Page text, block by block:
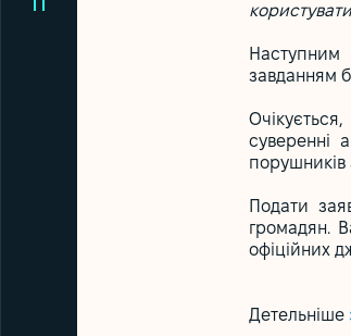
Наступним
завданням
суверенні
порушників
Подати
громадян.
офіційних
Детельніше